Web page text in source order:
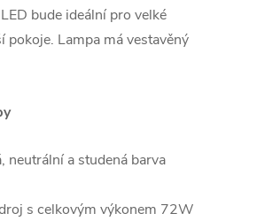
bude ideální pro velké
pokoje. Lampa má vestavěný
neutrální a studená barva
s celkovým výkonem 72W